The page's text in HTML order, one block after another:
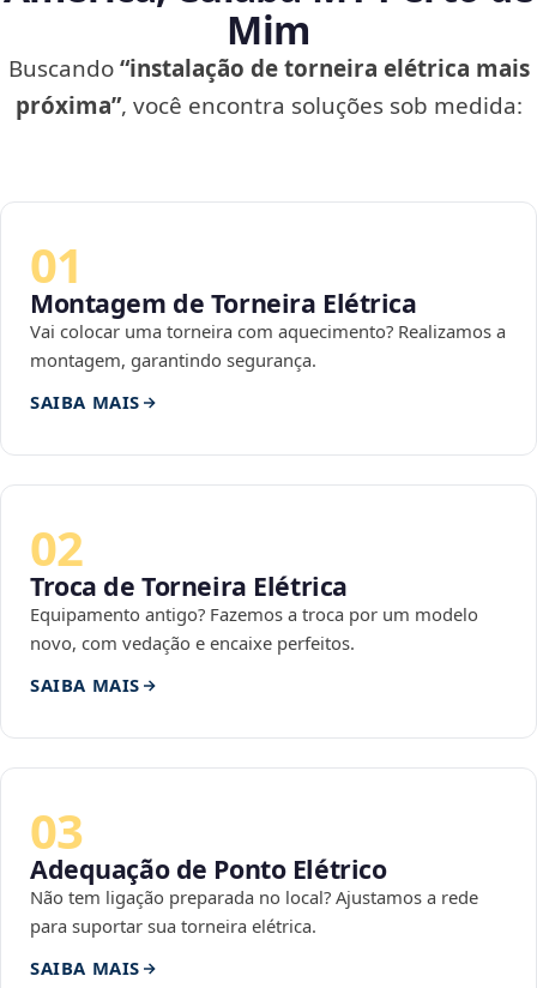
Mim
Buscando“instalação de torneira elétrica mais
próxima”, você encontra soluções sob medida:
01
Montagem de Torneira Elétrica
Vai colocar uma torneira com aquecimento? Realizamos a
montagem, garantindo segurança.
SAIBA MAIS
02
Troca de Torneira Elétrica
Equipamento antigo? Fazemos a troca por um modelo
novo, com vedação e encaixe perfeitos.
SAIBA MAIS
03
Adequação de Ponto Elétrico
Não tem ligação preparada no local? Ajustamos a rede
para suportar sua torneira elétrica.
SAIBA MAIS